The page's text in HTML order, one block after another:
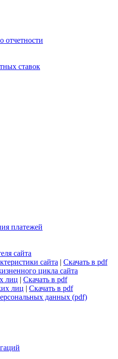
отчетности
ставок
платежей
сайта
сайта | Скачать в pdf
цикла сайта
лиц | Скачать в pdf
лиц | Скачать в pdf
данных (pdf)